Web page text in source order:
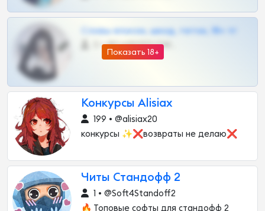
Показать 18+
Сливы вписок, шкод, теток, 18+ тг
0 •
Конкурсы Alisiax
199 • @alisiax20
конкурсы ✨❌возвраты не делаю❌
Читы Стандофф 2
1 • @Soft4Standoff2
🔥 Топовые софты для стандофф 2